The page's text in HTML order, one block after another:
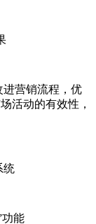
营销流程，优
活动的有效性，
统
能